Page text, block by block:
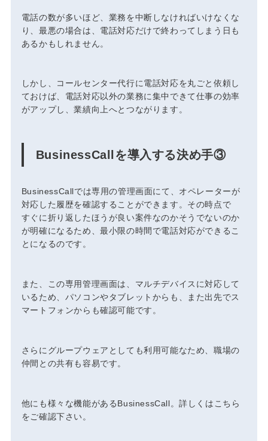
電話の数が多いほど、業務を中断しなければいけなくな
り、最悪の場合は、電話対応だけで終わってしまう日も
あるかもしれません。
しかし、コールセンター代行に電話対応を丸ごと依頼し
ておけば、電話対応以外の業務に集中できて仕事の効率
がアップし、業績向上へとつながります。
BusinessCallを導入する決め手③
BusinessCallでは専用の管理画面にて、オペレーターが
対応した履歴を確認することができます。その時点で
すぐに折り返したほうが良い案件なのかそうでないのか
が明確になるため、最小限の時間で電話対応ができる こ
とになるのです。
また、この専用管理画面は、マルチデバイスに対応して
いるため、パソコンやタブレットからも、また出先でス
マートフォンからも確認可能です。
さらにグループウェアとしても利用可能なため、職場の
仲間との共有も容易です。
他にも様々な機能があるBusinessCall。詳しくはこちら
をご確認下さい。